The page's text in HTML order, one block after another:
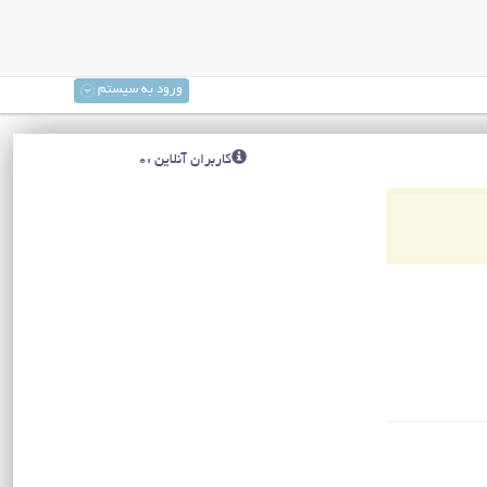
ورود به سیستم
کاربران آنلاین :0